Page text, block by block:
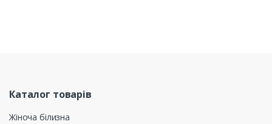
Каталог товарів
Жіноча білизна